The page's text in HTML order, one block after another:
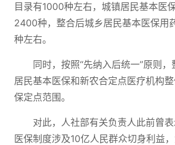
目录有1000种左右，城镇居民基本医
2400种，整合后城乡居民基本医保用
种左右。
同时，按照“先纳入后统一”原则
居民基本医保和新农合定点医疗机构
保定点范围。
对此，人社部有关负责人此前曾
医保制度涉及10亿人民群众切身利益